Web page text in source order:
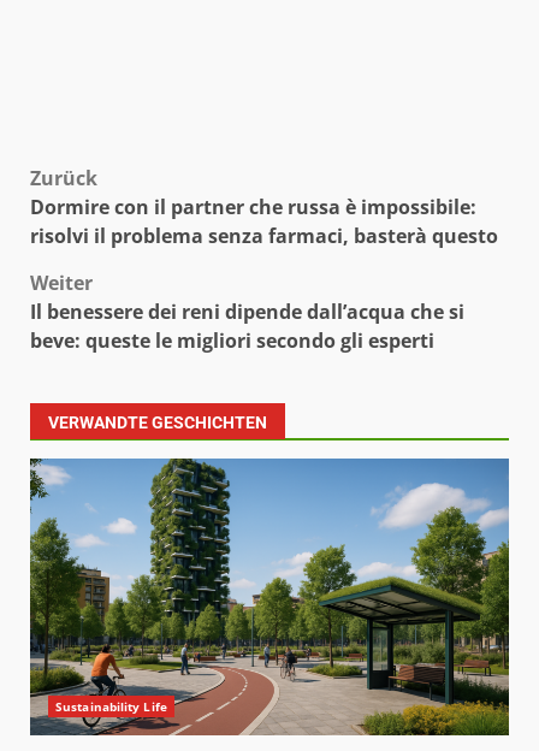
Beitragsnavigation
Zurück
Dormire con il partner che russa è impossibile:
risolvi il problema senza farmaci, basterà questo
Weiter
Il benessere dei reni dipende dall’acqua che si
beve: queste le migliori secondo gli esperti
VERWANDTE GESCHICHTEN
Sustainability Life